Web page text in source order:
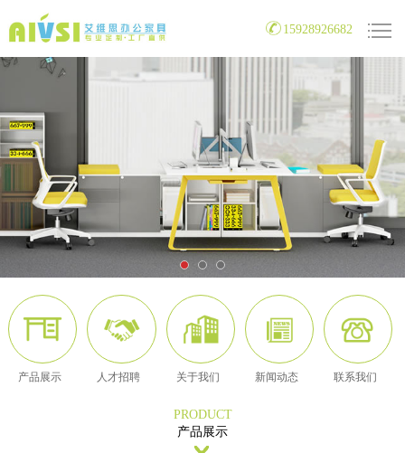
15928926682
产品展示 人才招聘 关于我们 新闻动态 联系我们
PRODUCT
产品展示